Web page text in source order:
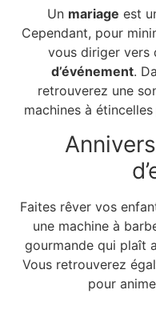
Un mariage est
Cependant, pour
vous diriger vers
d’événement.
retrouverez une
machines à
Faites rêver vos
une machine à
gourmande qui plaît
Vous retrouverez
pour